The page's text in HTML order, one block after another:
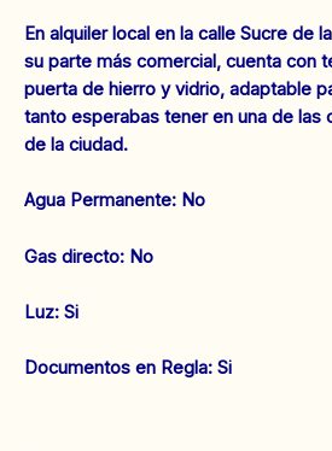
En alquiler local en la calle Sucre de
su parte más comercial, cuenta con
puerta de hierro y vidrio, adaptable
tanto esperabas tener en una de las
de la ciudad.
‌Agua Permanente: No
‌Gas directo: No
‌Luz: Si
Documentos en Regla: Si